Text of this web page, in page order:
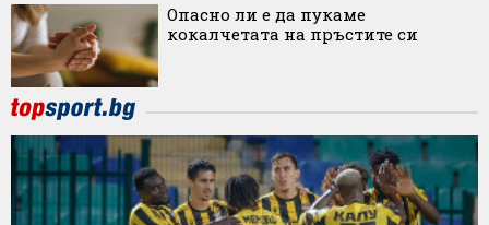
Опасно ли е да пукаме
кокалчетата на пръстите си